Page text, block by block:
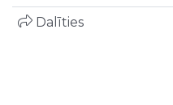
Dalīties